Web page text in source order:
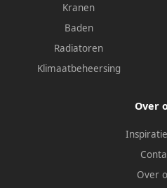
Kranen
Baden
Radiatoren
Klimaatbeheersing
Over
Over